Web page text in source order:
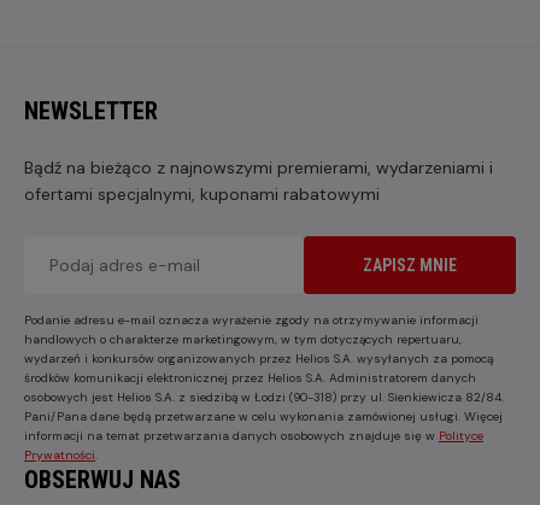
NEWSLETTER
Bądź na bieżąco z najnowszymi premierami, wydarzeniami i
ofertami specjalnymi, kuponami rabatowymi
ZAPISZ MNIE
Podanie adresu e-mail oznacza wyrażenie zgody na otrzymywanie informacji
handlowych o charakterze marketingowym, w tym dotyczących repertuaru,
wydarzeń i konkursów organizowanych przez Helios S.A. wysyłanych za pomocą
środków komunikacji elektronicznej przez Helios S.A. Administratorem danych
osobowych jest Helios S.A. z siedzibą w Łodzi (90-318) przy ul. Sienkiewicza 82/84.
Pani/Pana dane będą przetwarzane w celu wykonania zamówionej usługi. Więcej
informacji na temat przetwarzania danych osobowych znajduje się w Polityce
Prywatności
OBSERWUJ NAS